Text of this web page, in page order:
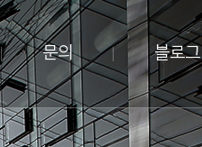
문의 블로그